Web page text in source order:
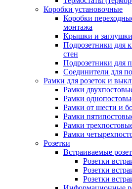
Коробки установочные
Коробки
монтажа
Крышки и заглушки
Подрозетники для
стен
Подрозетники для
Соединители для
Рамки для розеток и
Рамки
Рамки
Рамки от шести и
Рамки
Рамки
Рамки
Розетки
Встраиваемые
Розетки
Розетки
Розетки